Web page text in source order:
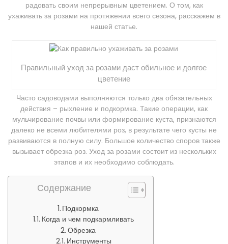
радовать своим непрерывным цветением. О том, как
ухаживать за розами на протяжении всего сезона, расскажем в
нашей статье.
Правильный уход за розами даст обильное и долгое
цветение
Часто садоводами выполняются только два обязательных
действия – рыхление и подкормка. Такие операции, как
мульчирование почвы или формирование куста, признаются
далеко не всеми любителями роз, в результате чего кусты не
развиваются в полную силу. Большое количество споров также
вызывает обрезка роз. Уход за розами состоит из нескольких
этапов и их необходимо соблюдать.
Содержание
Подкормка
Когда и чем подкармливать
Обрезка
Инструменты